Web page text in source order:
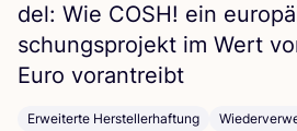
del: Wie COSH! ein
schungs­pro­jekt im Wert
Euro vorantreibt
Erweiterte Herstellerhaftung